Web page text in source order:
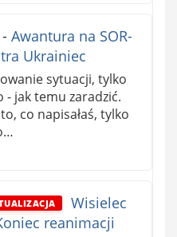
- Awantura na SOR-
Ukrainiec
sytuacji, tylko
- jak temu zaradzić.
co napisałaś, tylko
Wisielec
reanimacji